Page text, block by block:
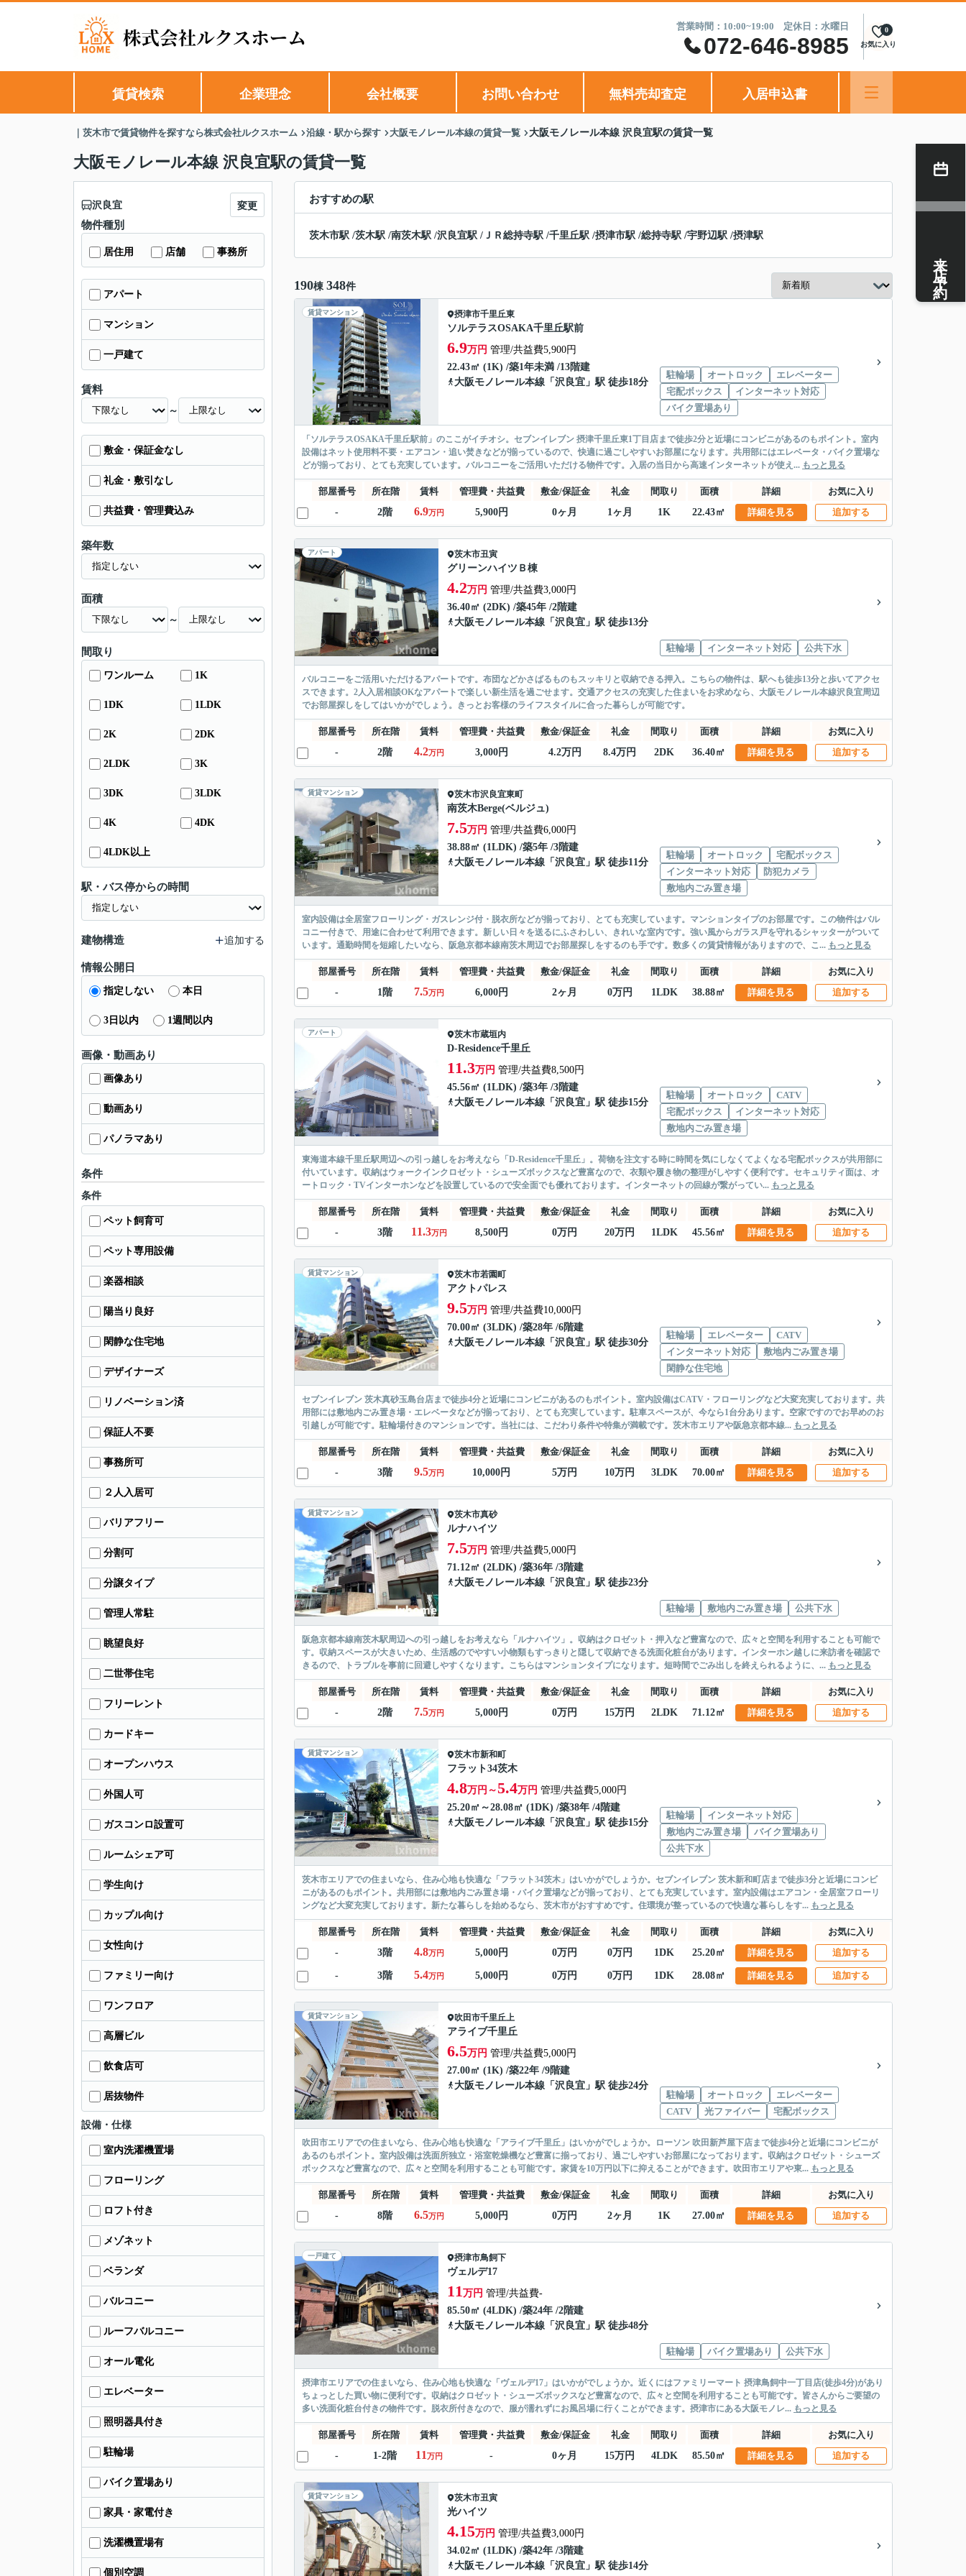
営業時間：10:00~19:00 定休日：水曜日
072-646-8985 お気に入り
0
賃貸検索 企業理念 会社概要 お問い合わせ 無料売却査定 入居申込書
｜茨木市で賃貸物件を探すなら株式会社ルクスホーム 沿線・駅から探す 大阪モノレール本線の賃貸一覧 大阪モノレール本線 沢良宜駅の賃貸一覧
大阪モノレール本線 沢良宜駅の賃貸一覧
おすすめの駅
茨木市駅 /茨木駅 /南茨木駅 /沢良宜駅 / ＪＲ総持寺駅 /千里丘駅 /摂津市駅 /総持寺駅 /宇野辺駅 /摂津駅
190棟 348件
賃貸マンション 摂津市千里丘東
ソルテラスOSAKA千里丘駅前
6.9万円 管理/共益費5,900円
22.43㎡ (1K) /築1年未満 /13階建
大阪モノレール本線 「 沢良宜 」駅 徒歩18分
駐輪場 オートロック
エレベーター
宅配ボックス
インターネット対応
バイク置場あり
「ソルテラスOSAKA千里丘駅前」のここがイチオシ。セブンイレブン 摂津千里丘東1丁目店まで徒歩2分と近場にコンビニがあるのもポイント。室内
設備はネット使用料不要・エアコン・追い焚きなどが揃っているので、快適に過ごしやすいお部屋になります。共用部にはエレベータ・バイク置場な
どが揃っており、とても充実しています。バルコニーをご活用いただける物件です。入居の当日から高速インターネットが使え... もっと見る
部屋番号 所在階 賃料 管理費・共益費 敷金/保証金 礼金 間取り 面積 詳細
お気に入り
-
2階 6.9万円 5,900円 0ヶ月 1ヶ月 1K 22.43㎡ 詳細を見る 追加する
アパート 茨木市丑寅
グリーンハイツＢ棟
4.2万円 管理/共益費3,000円
36.40㎡ (2DK) /築45年 /2階建
大阪モノレール本線 「 沢良宜 」駅 徒歩13分
駐輪場 インターネット対応 公共下水
バルコニーをご活用いただけるアパートです。布団などかさばるものもスッキリと収納できる押入。こちらの物件は、駅へも徒歩13分と歩いてアクセ
スできます。2人入居相談OKなアパートで楽しい新生活を過ごせます。交通アクセスの充実した住まいをお求めなら、大阪モノレール本線沢良宜周辺
でお部屋探しをしてはいかがでしょう。きっとお客様のライフスタイルに合った暮らしが可能です。
部屋番号 所在階 賃料 管理費・共益費 敷金/保証金 礼金 間取り 面積 詳細
お気に入り
-
2階 4.2万円 3,000円 4.2万円 8.4万円 2DK 36.40㎡ 詳細を見る 追加する
賃貸マンション 茨木市沢良宜東町
南茨木Berge(ベルジュ)
7.5万円 管理/共益費6,000円
38.88㎡ (1LDK) /築5年 /3階建
大阪モノレール本線 「 沢良宜 」駅 徒歩11分
駐輪場 オートロック
宅配ボックス
インターネット対応
防犯カメラ
敷地内ごみ置き場
室内設備は全居室フローリング・ガスレンジ付・脱衣所などが揃っており、とても充実しています。マンションタイプのお部屋です。この物件はバル
コニー付きで、用途に合わせて利用できます。新しい日々を送るにふさわしい、きれいな室内です。強い風からガラス戸を守れるシャッターがついて
います。通勤時間を短縮したいなら、阪急京都本線南茨木周辺でお部屋探しをするのも手です。数多くの賃貸情報がありますので、こ... もっと見る
部屋番号 所在階 賃料 管理費・共益費 敷金/保証金 礼金 間取り 面積 詳細
お気に入り
-
1階 7.5万円 6,000円 2ヶ月 0万円 1LDK 38.88㎡ 詳細を見る 追加する
アパート 茨木市蔵垣内
D-Residence千里丘
11.3万円 管理/共益費8,500円
45.56㎡ (1LDK) /築3年 /3階建
大阪モノレール本線 「 沢良宜 」駅 徒歩15分
駐輪場 オートロック
CATV
宅配ボックス
インターネット対応
敷地内ごみ置き場
東海道本線千里丘駅周辺への引っ越しをお考えなら「D-Residence千里丘」。荷物を注文する時に時間を気にしなくてよくなる宅配ボックスが共用部に
付いています。収納はウォークインクロゼット・シューズボックスなど豊富なので、衣類や履き物の整理がしやすく便利です。セキュリティ面は、オ
ートロック・TVインターホンなどを設置しているので安全面でも優れております。インターネットの回線が繋がってい... もっと見る
部屋番号 所在階 賃料 管理費・共益費 敷金/保証金 礼金 間取り 面積 詳細
お気に入り
-
3階 11.3万円 8,500円 0万円 20万円 1LDK 45.56㎡ 詳細を見る 追加する
賃貸マンション 茨木市若園町
アクトパレス
9.5万円 管理/共益費10,000円
70.00㎡ (3LDK) /築28年 /6階建
大阪モノレール本線 「 沢良宜 」駅 徒歩30分
駐輪場 エレベーター
CATV
インターネット対応
敷地内ごみ置き場
閑静な住宅地
セブンイレブン 茨木真砂玉島台店まで徒歩4分と近場にコンビニがあるのもポイント。室内設備はCATV・フローリングなど大変充実しております。共
用部には敷地内ごみ置き場・エレベータなどが揃っており、とても充実しています。駐車スペースが、今なら1台分あります。空家ですのでお早めのお
引越しが可能です。駐輪場付きのマンションです。当社には、こだわり条件や特集が満載です。茨木市エリアや阪急京都本線... もっと見る
部屋番号 所在階 賃料 管理費・共益費 敷金/保証金 礼金 間取り 面積 詳細
お気に入り
-
3階 9.5万円 10,000円 5万円 10万円 3LDK 70.00㎡ 詳細を見る 追加する
賃貸マンション 茨木市真砂
ルナハイツ
7.5万円 管理/共益費5,000円
71.12㎡ (2LDK) /築36年 /3階建
大阪モノレール本線 「 沢良宜 」駅 徒歩23分
駐輪場 敷地内ごみ置き場 公共下水
阪急京都本線南茨木駅周辺への引っ越しをお考えなら「ルナハイツ」。収納はクロゼット・押入など豊富なので、広々と空間を利用することも可能で
す。収納スペースが大きいため、生活感のでやすい小物類もすっきりと隠して収納できる洗面化粧台があります。インターホン越しに来訪者を確認で
きるので、トラブルを事前に回避しやすくなります。こちらはマンションタイプになります。短時間でごみ出しを終えられるように、... もっと見る
部屋番号 所在階 賃料 管理費・共益費 敷金/保証金 礼金 間取り 面積 詳細
お気に入り
-
2階 7.5万円 5,000円 0万円 15万円 2LDK 71.12㎡ 詳細を見る 追加する
賃貸マンション 茨木市新和町
フラット34茨木
4.8万円～5.4万円 管理/共益費5,000円
25.20㎡～28.08㎡ (1DK) /築38年 /4階建
大阪モノレール本線 「 沢良宜 」駅 徒歩15分
駐輪場
インターネット対応
敷地内ごみ置き場
バイク置場あり
公共下水
茨木市エリアでの住まいなら、住み心地も快適な「フラット34茨木」はいかがでしょうか。セブンイレブン 茨木新和町店まで徒歩3分と近場にコンビ
ニがあるのもポイント。共用部には敷地内ごみ置き場・バイク置場などが揃っており、とても充実しています。室内設備はエアコン・全居室フローリ
ングなど大変充実しております。新たな暮らしを始めるなら、茨木市がおすすめです。住環境が整っているので快適な暮らしをす... もっと見る
部屋番号 所在階 賃料 管理費・共益費 敷金/保証金 礼金 間取り 面積 詳細
お気に入り
-
3階 4.8万円 5,000円 0万円 0万円 1DK 25.20㎡ 詳細を見る 追加する
- 3階 5.4万円 5,000円 0万円 0万円 1DK 28.08㎡ 詳細を見る 追加する
賃貸マンション 吹田市千里丘上
アライブ千里丘
6.5万円 管理/共益費5,000円
27.00㎡ (1K) /築22年 /9階建
大阪モノレール本線 「 沢良宜 」駅 徒歩24分
駐輪場
オートロック
エレベーター
CATV
光ファイバー 宅配ボックス
吹田市エリアでの住まいなら、住み心地も快適な「アライブ千里丘」はいかがでしょうか。ローソン 吹田新芦屋下店まで徒歩4分と近場にコンビニが
あるのもポイント。室内設備は洗面所独立・浴室乾燥機など豊富に揃っており、過ごしやすいお部屋になっております。収納はクロゼット・シューズ
ボックスなど豊富なので、広々と空間を利用することも可能です。家賃を10万円以下に抑えることができます。吹田市エリアや東... もっと見る
部屋番号 所在階 賃料 管理費・共益費 敷金/保証金 礼金 間取り 面積 詳細
お気に入り
-
8階 6.5万円 5,000円 0万円 2ヶ月 1K 27.00㎡ 詳細を見る 追加する
一戸建て 摂津市鳥飼下
ヴェルデ17
11万円 管理/共益費-
85.50㎡ (4LDK) /築24年 /2階建
大阪モノレール本線 「 沢良宜 」駅 徒歩48分
駐輪場 バイク置場あり 公共下水
摂津市エリアでの住まいなら、住み心地も快適な「ヴェルデ17」はいかがでしょうか。近くにはファミリーマート 摂津鳥飼中一丁目店(徒歩4分)があり
ちょっとした買い物に便利です。収納はクロゼット・シューズボックスなど豊富なので、広々と空間を利用することも可能です。皆さんからご要望の
多い洗面化粧台付きの物件です。脱衣所付きなので、服が濡れずにお風呂場に行くことができます。摂津市にある大阪モノレ... もっと見る
部屋番号 所在階 賃料 管理費・共益費 敷金/保証金 礼金 間取り 面積 詳細
お気に入り
-
1-2階 11万円 - 0ヶ月 15万円 4LDK 85.50㎡ 詳細を見る 追加する
賃貸マンション 茨木市丑寅
光ハイツ
4.15万円 管理/共益費3,000円
34.02㎡ (1LDK) /築42年 /3階建
大阪モノレール本線 「 沢良宜 」駅 徒歩14分
沢良宜 変更
物件種別
居住用 店舗 事務所
アパート
マンション
一戸建て
賃料
～
敷金・保証金なし
礼金・敷引なし
共益費・管理費込み
築年数
面積
～
間取り
ワンルーム 1K
1DK 1LDK
2K 2DK
2LDK 3K
3DK 3LDK
4K 4DK
4LDK以上
駅・バス停からの時間
建物構造 追加する
情報公開日
指定しない 本日
3日以内 1週間以内
画像・動画あり
画像あり
動画あり
パノラマあり
条件
条件
ペット飼育可
ペット専用設備
楽器相談
陽当り良好
閑静な住宅地
デザイナーズ
リノベーション済
保証人不要
事務所可
２人入居可
バリアフリー
分割可
分譲タイプ
管理人常駐
眺望良好
二世帯住宅
フリーレント
カードキー
オープンハウス
外国人可
ガスコンロ設置可
ルームシェア可
学生向け
カップル向け
女性向け
ファミリー向け
ワンフロア
高層ビル
飲食店可
居抜物件
設備・仕様
室内洗濯機置場
フローリング
ロフト付き
メゾネット
ベランダ
バルコニー
ルーフバルコニー
オール電化
エレベーター
照明器具付き
駐輪場
バイク置場あり
家具・家電付き
洗濯機置場有
個別空調
来店予約